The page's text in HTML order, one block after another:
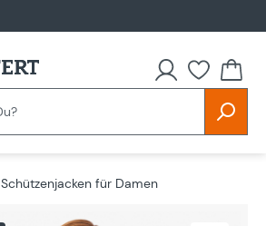
Schützenjacken für Damen